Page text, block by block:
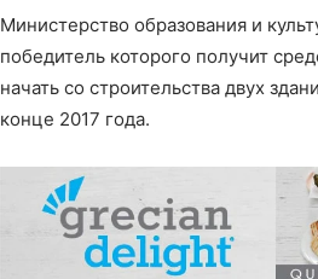
Министерство образования и
победитель которого получит
начать со строительства двух
конце 2017 года.